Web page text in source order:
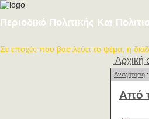
Περιοδικό Πολιτικής Και
Σε εποχές που βασιλεύει το ψέμα, η
Αρχική
Αναζήτηση ::
Από